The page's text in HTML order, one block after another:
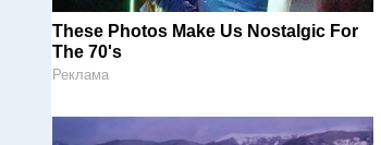
These Photos Make Us Nostalgic For
The 70's
Реклама